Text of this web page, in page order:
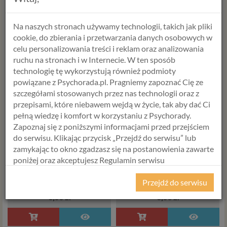
Trudno o prawdziwą
przyjaźń
0,00 zł
Żeglujmy w tym samym
kierunku
0,00 zł
Na naszych stronach używamy technologii, takich jak pliki
cookie, do zbierania i przetwarzania danych osobowych w
celu personalizowania treści i reklam oraz analizowania
ruchu na stronach i w Internecie. W ten sposób
technologię tę wykorzystują również podmioty
powiązane z Psychorada.pl. Pragniemy zapoznać Cię ze
szczegółami stosowanych przez nas technologii oraz z
przepisami, które niebawem wejdą w życie, tak aby dać Ci
pełną wiedzę i komfort w korzystaniu z Psychorady.
Zapoznaj się z poniższymi informacjami przed przejściem
do serwisu. Klikając przycisk „Przejdź do serwisu” lub
zamykając to okno zgadzasz się na postanowienia zawarte
poniżej oraz akceptujesz Regulamin serwisu
Psychorada.pl i Politykę Prywatności.
Z dniem 25 maja 2018 r. rozpoczyna obowiązywanie
Rozporządzenie Parlamentu Europejskiego i Rady (UE)
Przejdź do serwisu